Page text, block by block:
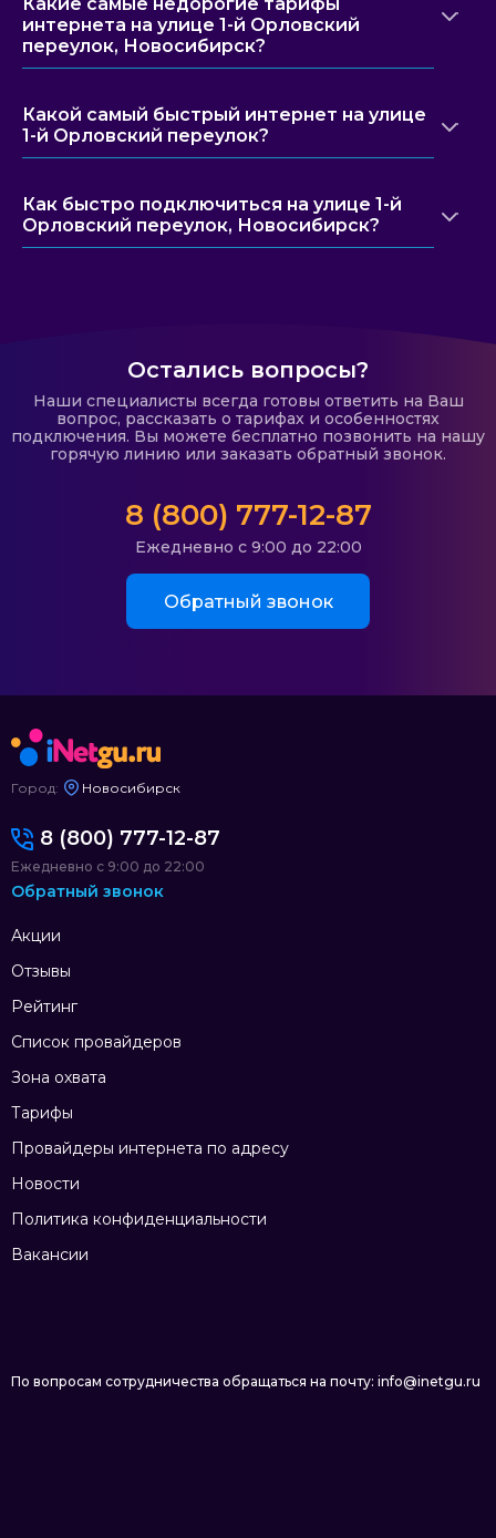
интернета на улице 1-й Орловский
переулок, Новосибирск?
Какой самый быстрый интернет на улице
1-й Орловский переулок?
Как быстро подключиться на улице 1-й
Орловский переулок, Новосибирск?
Остались вопросы?
Наши специалисты всегда готовы ответить на Ваш
вопрос, рассказать о тарифах и особенностях
подключения. Вы можете бесплатно позвонить на нашу
горячую линию или заказать обратный звонок.
8 (800) 777-12-87
Ежедневно с 9:00 до 22:00
Обратный звонок
Город: Новосибирск
Акции
Отзывы
Рейтинг
Список провайдеров
Зона охвата
Тарифы
Провайдеры интернета по адресу
Новости
Политика конфиденциальности
Вакансии
8 (800) 777-12-87
Ежедневно с 9:00 до 22:00
Обратный звонок
По вопросам сотрудничества обращаться на почту: info@inetgu.ru